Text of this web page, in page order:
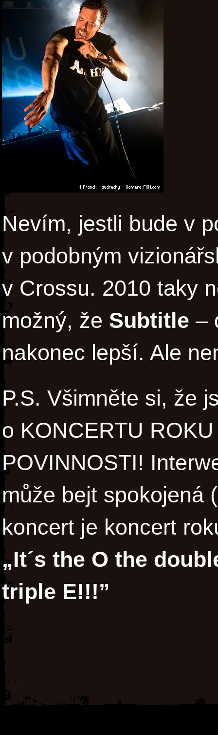
Nevím, jestli bude v
v podobným
v Crossu. 2010 taky
možný, že Subtitle –
nakonec lepší. Ale
P.S. Všimněte si, že
o KONCERTU
POVINNOSTI!
může bejt spokojená
koncert je koncert
„It´s the O the
triple E!!!”